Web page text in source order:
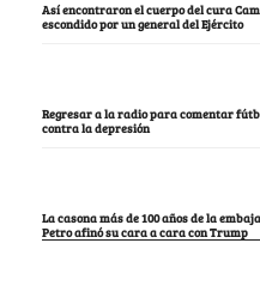
Así encontraron el cuerpo del cura
escondido por un general del Ejército
Regresar a la radio para comentar
contra la depresión
La casona más de 100 años de la
Petro afinó su cara a cara con Trump